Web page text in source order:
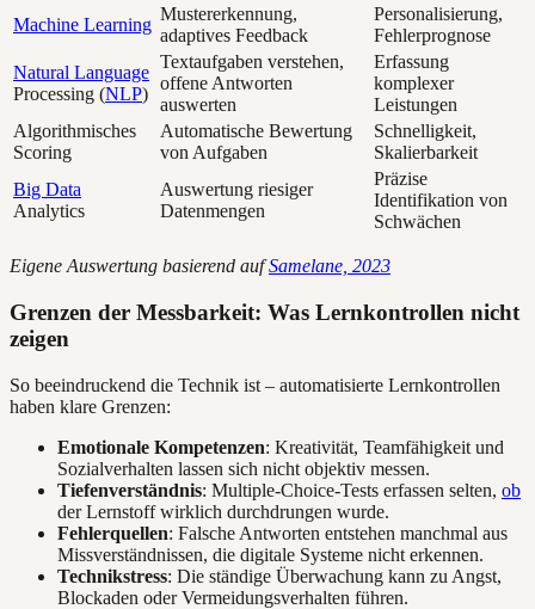
Machine Learning
Mustererkennung,
adaptives Feedback
Personalisierung,
Fehlerprognose
Natural Language
Processing (NLP)
Textaufgaben verstehen,
offene Antworten
auswerten
Erfassung
komplexer
Leistungen
Algorithmisches
Scoring
Automatische Bewertung
von Aufgaben
Schnelligkeit,
Skalierbarkeit
Big Data
Analytics
Auswertung riesiger
Datenmengen
Präzise
Identifikation von
Schwächen
Eigene Auswertung basierend aufSamelane, 2023
Grenzen der Messbarkeit: Was Lernkontrollen nicht
zeigen
So beeindruckend die Technik ist – automatisierte Lernkontrollen
haben klare Grenzen:
Emotionale Kompetenzen: Kreativität, Teamfähigkeit und
Sozialverhalten lassen sich nicht objektiv messen.
Tiefenverständnis: Multiple-Choice-Tests erfassen selten, ob
der Lernstoff wirklich durchdrungen wurde.
Fehlerquellen: Falsche Antworten entstehen manchmal aus
Missverständnissen, die digitale Systeme nicht erkennen.
Technikstress: Die ständige Überwachung kann zu Angst,
Blockaden oder Vermeidungsverhalten führen.